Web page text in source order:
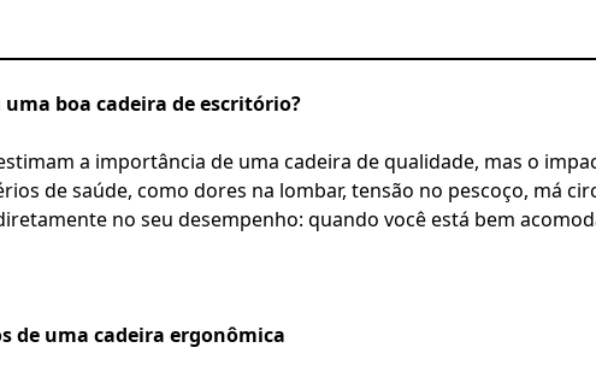
boa cadeira de escritório?
a importância de uma cadeira de qualidade, mas o
de saúde, como dores na lombar, tensão no pescoço, má
no seu desempenho: quando você está bem
de uma cadeira ergonômica